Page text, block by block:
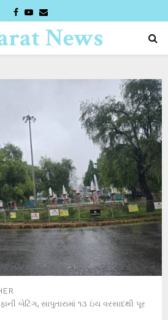
FACEBOOK
YOUTUBE
EMAIL
News
બેટિંગ, સાપુતારામાં ૧૩ ઇંચ વરસાદથી પૂર